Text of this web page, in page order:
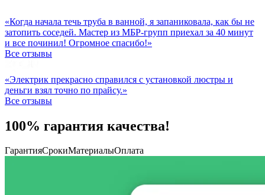
«Когда начала течь труба в ванной, я запаниковала, как бы не
затопить соседей. Мастер из МБР-групп приехал за 40 минут
и все починил! Огромное спасибо!»
Все отзывы
«Электрик прекрасно справился с установкой люстры и
деньги взял точно по прайсу.»
Все отзывы
100% гарантия качества!
ГарантияСрокиМатериалыОплата